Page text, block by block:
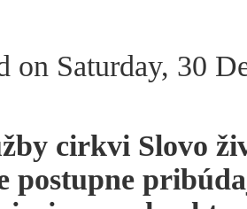
on Saturday, 30
cirkvi Slovo
postupne